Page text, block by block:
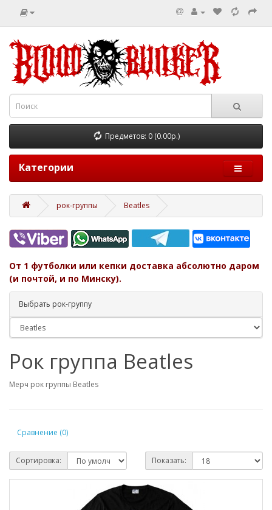
Предметов: 0 (0.00р.)
Категории
рок-группы Beatles
От 1 футболки или кепки доставка абсолютно даром
(и почтой, и по Минску).
Выбрать рок-группу
Рок группа Beatles
Мерч рок группы Beatles
Сравнение (0)
Сортировка: Показать: